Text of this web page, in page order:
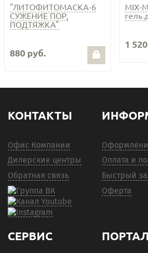
"ЛИТОФИТОМАСКА-6
СУЖЕНИЕ ПОР,
ПОДТЯЖКА"
880 руб.
MIX-
гель
1
КОНТАКТЫ
Офис Компании
Дилерские центры
Обратная связь
Оплата и
Быстрый
Оферта
СЕРВИС ПОРТАЛ